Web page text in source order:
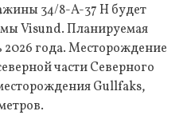
34/8-A-37 H будет
Visund. Планируемая
2026 года. Месторождение
части Северного
Gullfaks,